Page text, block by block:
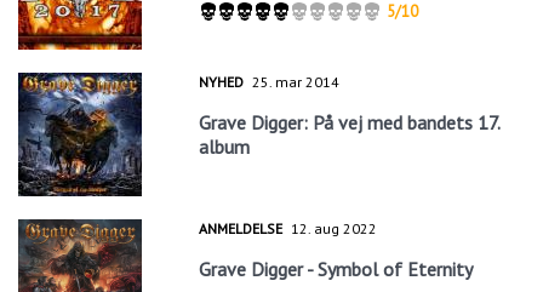
5/10
NYHED 25. mar 2014
Grave Digger: På vej med bandets 17.
album
ANMELDELSE 12. aug 2022
Grave Digger - Symbol of Eternity